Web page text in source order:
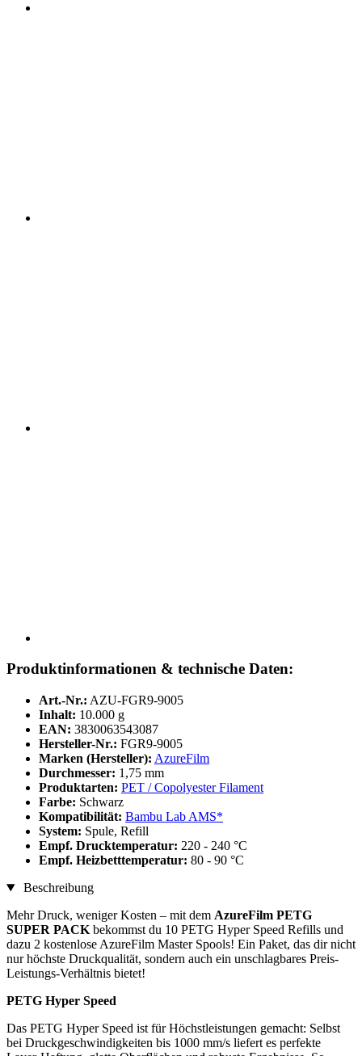
Produktinformationen & technische Daten:
Art.-Nr.: AZU-FGR9-9005
Inhalt: 10.000 g
EAN: 3830063543087
Hersteller-Nr.: FGR9-9005
Marken (Hersteller): AzureFilm
Durchmesser: 1,75 mm
Produktarten: PET / Copolyester Filament
Farbe: Schwarz
Kompatibilität: Bambu Lab AMS*
System: Spule, Refill
Empf. Drucktemperatur: 220 - 240 °C
Empf. Heizbetttemperatur: 80 - 90 °C
Beschreibung
Mehr Druck, weniger Kosten – mit dem AzureFilm PETG
SUPER PACK bekommst du 10 PETG Hyper Speed Refills und
dazu 2 kostenlose AzureFilm Master Spools! Ein Paket, das dir nicht
nur höchste Druckqualität, sondern auch ein unschlagbares Preis-
Leistungs-Verhältnis bietet!
PETG Hyper Speed
Das PETG Hyper Speed ist für Höchstleistungen gemacht: Selbst
bei Druckgeschwindigkeiten bis 1000 mm/s liefert es perfekte